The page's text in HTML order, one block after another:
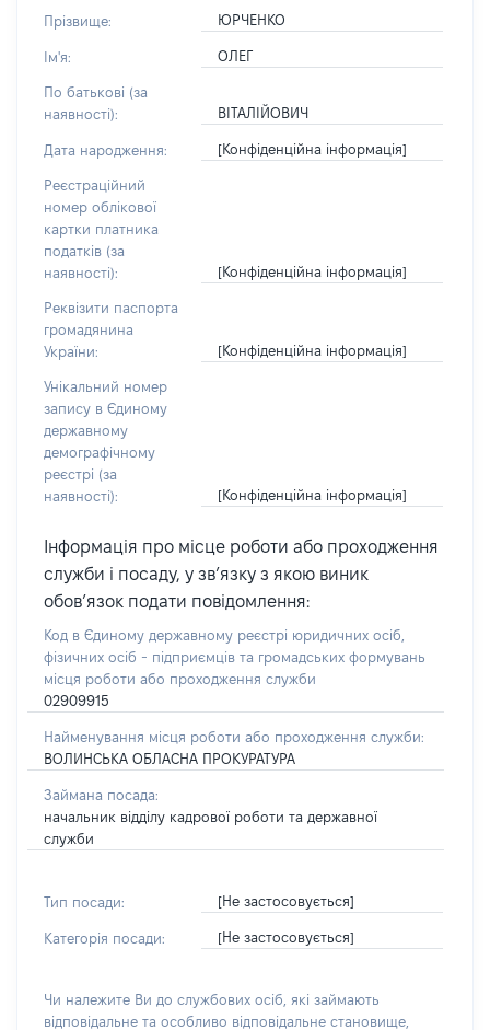
Прізвище: ЮРЧЕНКО
Ім'я: ОЛЕГ
По батькові (за
наявності):
ВІТАЛІЙОВИЧ
Дата народження: [Конфіденційна інформація]
Реєстраційний
номер облікової
картки платника
податків (за
наявності):
[Конфіденційна інформація]
Реквізити паспорта
громадянина
України:
[Конфіденційна інформація]
Унікальний номер
запису в Єдиному
державному
демографічному
реєстрі (за
наявності):
[Конфіденційна інформація]
Інформація про місце роботи або проходження
служби і посаду, у зв’язку з якою виник
обов’язок подати повідомлення:
Код в Єдиному державному реєстрі юридичних осіб,
фізичних осіб - підприємців та громадських формувань
місця роботи або проходження служби
02909915
Найменування місця роботи або проходження служби:
ВОЛИНСЬКА ОБЛАСНА ПРОКУРАТУРА
Займана посада:
начальник відділу кадрової роботи та державної
служби
Тип посади: [Не застосовується]
Категорія посади: [Не застосовується]
Чи належите Ви до службових осіб, які займають
відповідальне та особливо відповідальне становище,